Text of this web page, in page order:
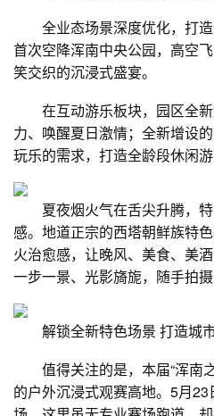
全业态场景深度优化，打造
首次空降浑南中央公园，高空
笑交织的沉浸式盛宴。
在互动游乐板块，园区全新
力、唤醒夏日激情；全新增设
玩乐的需求，打造全龄段休闲游
夏夜烟火气在舌尖升腾，特
感。地道正宗的西塔朝鲜族特
火治愈感，让晚风、美食、美
一步一景、光影旖旎，随手拍
解锁全新特色场景 打造城
值得关注的是，本届“浑南之
的户外沉浸式观赛高地。5月